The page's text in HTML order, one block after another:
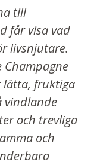
till
får visa vad
livsnjutare.
lätta, fruktiga
vindlande
och trevliga
och